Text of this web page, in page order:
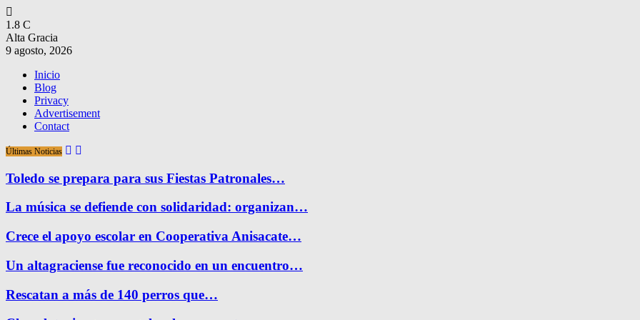
1.8 C
Alta Gracia
9 agosto, 2026
Inicio
Blog
Privacy
Advertisement
Contact
Últimas Noticias
Toledo se prepara para sus Fiestas Patronales…
La música se defiende con solidaridad: organizan…
Crece el apoyo escolar en Cooperativa Anisacate…
Un altagraciense fue reconocido en un encuentro…
Rescatan a más de 140 perros que…